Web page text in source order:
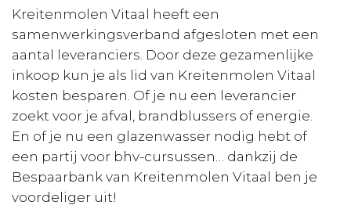
Kreitenmolen Vitaal heeft een
samenwerkingsverband afgesloten met een
aantal leveranciers. Door deze gezamenlijke
inkoop kun je als lid van Kreitenmolen Vitaal
kosten besparen. Of je nu een leverancier
zoekt voor je afval, brandblussers of energie.
En of je nu een glazenwasser nodig hebt of
een partij voor bhv-cursussen… dankzij de
Bespaarbank van Kreitenmolen Vitaal ben je
voordeliger uit!